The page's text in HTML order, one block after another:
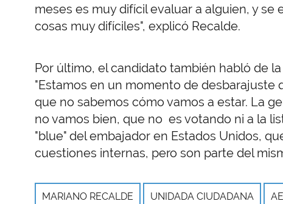
meses es muy difícil evaluar a alguien, y
cosas muy difíciles", explicó Recalde.
Por último, el candidato también habló de
"Estamos en un momento de
que no sabemos cómo vamos a estar. La
no vamos bien, que no es votando ni a la
"blue" del embajador en Estados Unidos,
cuestiones internas, pero son parte del
MARIANO RECALDE UNIDADA CIUDADANA